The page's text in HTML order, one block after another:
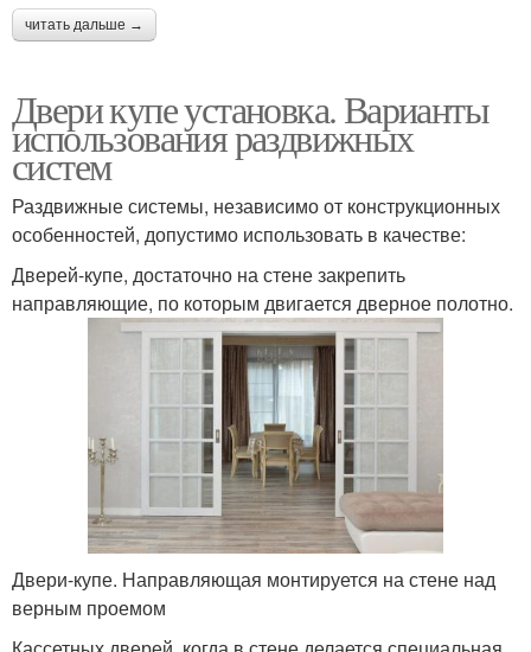
читать дальше →
Двери купе установка. Варианты
использования раздвижных
систем
Раздвижные системы, независимо от конструкционных
особенностей, допустимо использовать в качестве:
Дверей-купе, достаточно на стене закрепить
направляющие, по которым двигается дверное полотно.
Двери-купе. Направляющая монтируется на стене над
верным проемом